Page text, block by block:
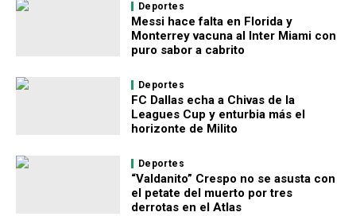
Deportes
Messi hace falta en Florida y
Monterrey vacuna al Inter Miami con
puro sabor a cabrito
Deportes
FC Dallas echa a Chivas de la
Leagues Cup y enturbia más el
horizonte de Milito
Deportes
“Valdanito” Crespo no se asusta con
el petate del muerto por tres
derrotas en el Atlas